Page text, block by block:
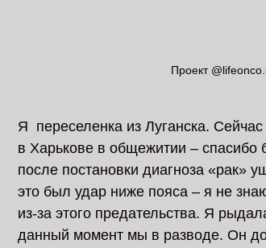
Проект
Я  переселенка из Луганска.
в Харькове в общежитии – спасибо
после постановки диагноза «рак»
это был удар ниже пояса – я не
из-за этого предательства. Я
данный момент мы в разводе. Он